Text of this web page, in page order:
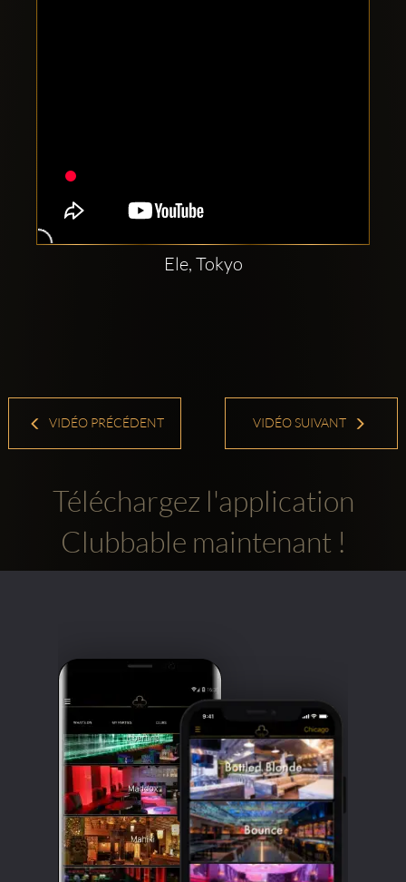
sociaux
Clubbable:
Ele, Tokyo
VIDÉO PRÉCÉDENT VIDÉO SUIVANT
Téléchargez l'application
Clubbable maintenant !